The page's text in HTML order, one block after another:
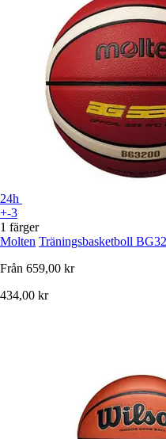
24h
+-3
1 färger
Molten Träningsbasketboll
Från 659,00 kr
434,00 kr